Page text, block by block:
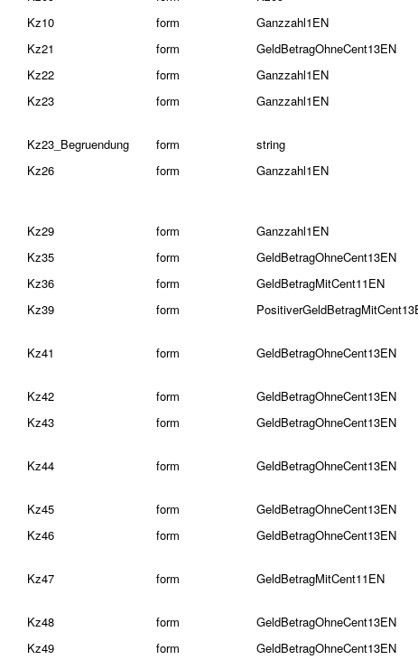
Kz10
form Ganzzahl1EN
Kz21
form GeldBetragOhneCent13EN
Kz22
form Ganzzahl1EN
Kz23
form Ganzzahl1EN
Kz23_Begruendung
form string
Kz26
form Ganzzahl1EN
Kz29
form Ganzzahl1EN
Kz35
form GeldBetragOhneCent13EN
Kz36
form GeldBetragMitCent11EN
Kz39
form
Kz41
form GeldBetragOhneCent13EN
Kz42
form GeldBetragOhneCent13EN
Kz43
form GeldBetragOhneCent13EN
Kz44
form GeldBetragOhneCent13EN
Kz45
form GeldBetragOhneCent13EN
Kz46
form GeldBetragOhneCent13EN
Kz47
form GeldBetragMitCent11EN
Kz48
form GeldBetragOhneCent13EN
Kz49
form GeldBetragOhneCent13EN